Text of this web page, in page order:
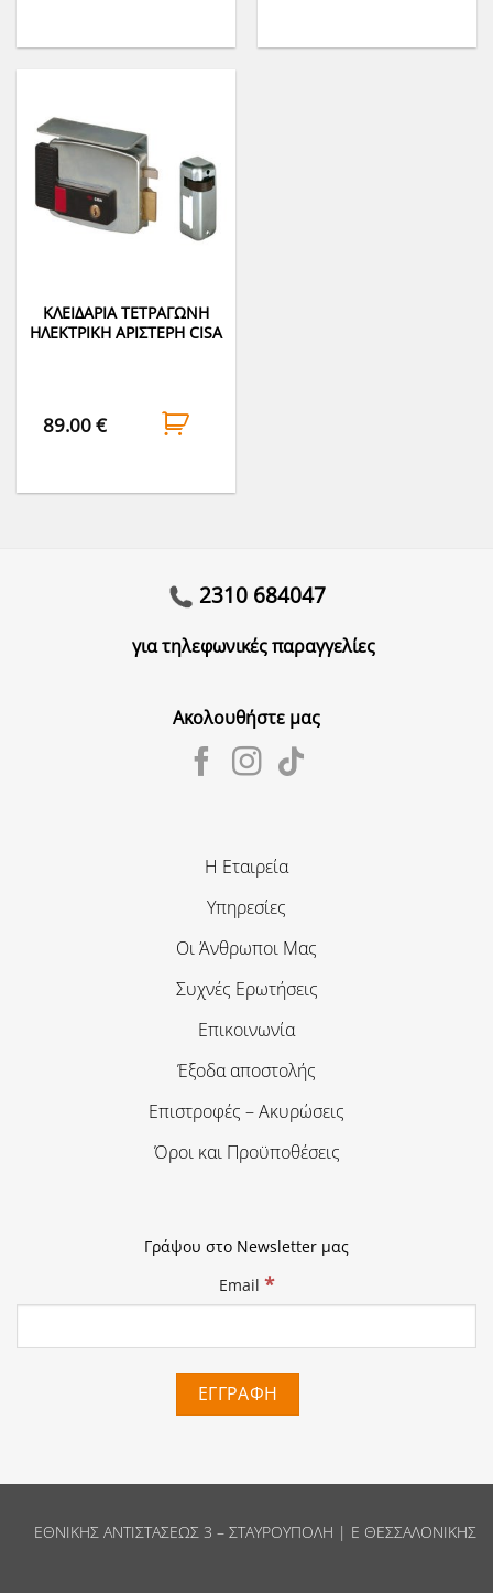
ΚΛΕΙΔΑΡΙΑ ΤΕΤΡAΓΩΝΗ
ΗΛΕΚΤΡΙΚΗ ΑΡΙΣΤΕΡΗ CISA
89.00€
2310 684047
για τηλεφωνικές παραγγελίες
Ακολουθήστε μας
Η Εταιρεία
Υπηρεσίες
Οι Άνθρωποι Μας
Συχνές Ερωτήσεις
Επικοινωνία
Έξοδα αποστολής
Επιστροφές – Ακυρώσεις
Όροι και Προϋποθέσεις
Γράψου στο Newsletter μας
Email *
ΕΘΝΙΚΗΣ ΑΝΤΙΣΤΑΣΕΩΣ 3 – ΣΤΑΥΡΟΥΠΟΛΗ | Ε ΘΕΣΣΑΛΟΝΙΚΗΣ